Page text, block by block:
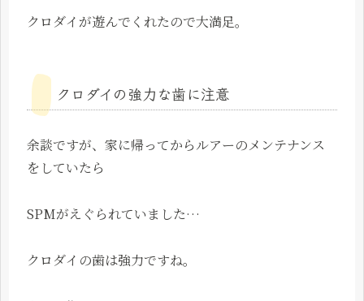
クロダイが遊んでくれたので大満足。
クロダイの強力な歯に注意
余談ですが、家に帰ってからルアーのメンテナンス
をしていたら
SPMがえぐられていました…
クロダイの歯は強力ですね。